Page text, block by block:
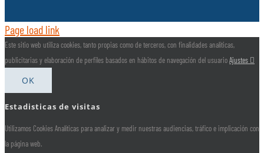
Page load link
Este sitio web utiliza cookies, tanto propias como de terceros, con finalidades analíticas,
publicitarias y elaboración de perfiles basados en hábitos de navegación del usuarioAjustes
OK
Estadisticas de visitas
Utilizamos Cookies Analíticas para analizar y medir nuestras audiencias, tráfico e implicación con
la página web.